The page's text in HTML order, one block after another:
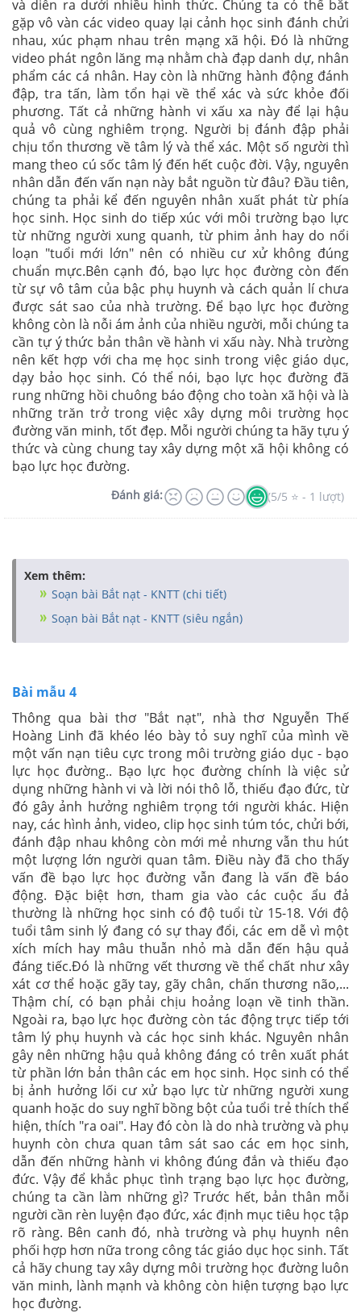
và diễn ra dưới nhiều hình thức. Chúng ta có thể bắt
gặp vô vàn các video quay lại cảnh học sinh đánh chửi
nhau, xúc phạm nhau trên mạng xã hội. Đó là những
video phát ngôn lăng mạ nhằm chà đạp danh dự, nhân
phẩm các cá nhân. Hay còn là những hành động đánh
đập, tra tấn, làm tổn hại về thể xác và sức khỏe đối
phương. Tất cả những hành vi xấu xa này để lại hậu
quả vô cùng nghiêm trọng. Người bị đánh đập phải
chịu tổn thương về tâm lý và thể xác. Một số người thì
mang theo cú sốc tâm lý đến hết cuộc đời. Vậy, nguyên
nhân dẫn đến vấn nạn này bắt nguồn từ đâu? Đầu tiên,
chúng ta phải kể đến nguyên nhân xuất phát từ phía
học sinh. Học sinh do tiếp xúc với môi trường bạo lực
từ những người xung quanh, từ phim ảnh hay do nổi
loạn "tuổi mới lớn" nên có nhiều cư xử không đúng
chuẩn mực.Bên cạnh đó, bạo lực học đường còn đến
từ sự vô tâm của bậc phụ huynh và cách quản lí chưa
được sát sao của nhà trường. Để bạo lực học đường
không còn là nỗi ám ảnh của nhiều người, mỗi chúng ta
cần tự ý thức bản thân về hành vi xấu này. Nhà trường
nên kết hợp với cha mẹ học sinh trong việc giáo dục,
dạy bảo học sinh. Có thể nói, bạo lực học đường đã
rung những hồi chuông báo động cho toàn xã hội và là
những trăn trở trong việc xây dựng môi trường học
đường văn minh, tốt đẹp. Mỗi người chúng ta hãy tựu ý
thức và cùng chung tay xây dựng một xã hội không có
bạo lực học đường.
Đánh giá: (5/5 ⭐ - 1 lượt)
Xem thêm:
Soạn bài Bắt nạt - KNTT (chi tiết)
Soạn bài Bắt nạt - KNTT (siêu ngắn)
Bài mẫu 4
Thông qua bài thơ "Bắt nạt", nhà thơ Nguyễn Thế
Hoàng Linh đã khéo léo bày tỏ suy nghĩ của mình về
một vấn nạn tiêu cực trong môi trường giáo dục - bạo
lực học đường.. Bạo lực học đường chính là việc sử
dụng những hành vi và lời nói thô lỗ, thiếu đạo đức, từ
đó gây ảnh hưởng nghiêm trọng tới người khác. Hiện
nay, các hình ảnh, video, clip học sinh túm tóc, chửi bới,
đánh đập nhau không còn mới mẻ nhưng vẫn thu hút
một lượng lớn người quan tâm. Điều này đã cho thấy
vấn đề bạo lực học đường vẫn đang là vấn đề báo
động. Đặc biệt hơn, tham gia vào các cuộc ẩu đả
thường là những học sinh có độ tuổi từ 15-18. Với độ
tuổi tâm sinh lý đang có sự thay đổi, các em dễ vì một
xích mích hay mâu thuẫn nhỏ mà dẫn đến hậu quả
đáng tiếc.Đó là những vết thương về thể chất như xây
xát cơ thể hoặc gãy tay, gãy chân, chấn thương não,...
Thậm chí, có bạn phải chịu hoảng loạn về tinh thần.
Ngoài ra, bạo lực học đường còn tác động trực tiếp tới
tâm lý phụ huynh và các học sinh khác. Nguyên nhân
gây nên những hậu quả không đáng có trên xuất phát
từ phần lớn bản thân các em học sinh. Học sinh có thể
bị ảnh hưởng lối cư xử bạo lực từ những người xung
quanh hoặc do suy nghĩ bồng bột của tuổi trẻ thích thể
hiện, thích "ra oai". Hay đó còn là do nhà trường và phụ
huynh còn chưa quan tâm sát sao các em học sinh,
dẫn đến những hành vi không đúng đắn và thiếu đạo
đức. Vậy để khắc phục tình trạng bạo lực học đường,
chúng ta cần làm những gì? Trước hết, bản thân mỗi
người cần rèn luyện đạo đức, xác định mục tiêu học tập
rõ ràng. Bên canh đó, nhà trường và phụ huynh nên
phối hợp hơn nữa trong công tác giáo dục học sinh. Tất
cả hãy chung tay xây dựng môi trường học đường luôn
văn minh, lành mạnh và không còn hiện tượng bạo lực
học đường.